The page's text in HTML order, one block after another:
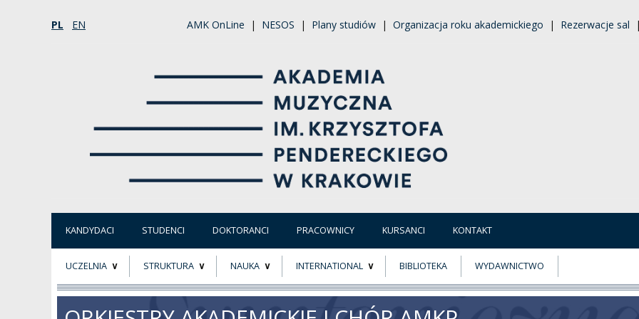
PL EN AMK OnLine | NESOS | Plany studiów | Organizacja roku akademickiego | Rezerwacje sal
KANDYDACI STUDENCI DOKTORANCI PRACOWNICY KURSANCI KONTAKT
UCZELNIA STRUKTURA NAUKA INTERNATIONAL BIBLIOTEKA WYDAWNICTWO